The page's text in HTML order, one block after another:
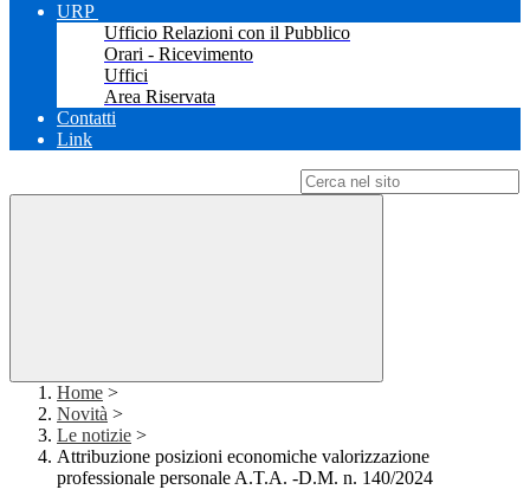
URP
Ufficio Relazioni con il Pubblico
Orari - Ricevimento
Uffici
Area Riservata
Contatti
Link
Home >
Novità >
Le notizie >
Attribuzione posizioni economiche valorizzazione
professionale personale A.T.A. -D.M. n. 140/2024